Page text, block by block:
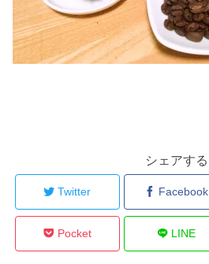
シェアする
Twitter Facebook
Pocket LINE